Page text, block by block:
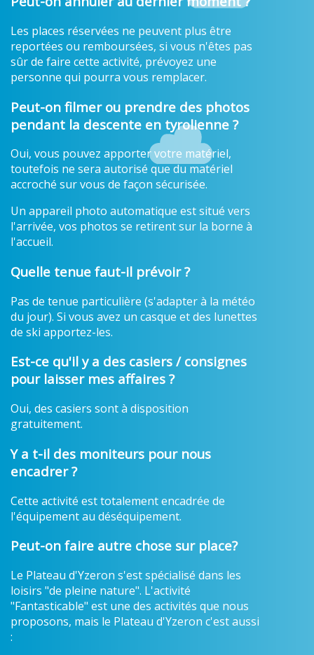
Les places réservées ne peuvent plus être
reportées ou remboursées, si vous n'êtes pas
sûr de faire cette activité, prévoyez une
personne qui pourra vous remplacer.
Peut-on filmer ou prendre des photos
pendant la descente en tyrolienne ?
Oui, vous pouvez apporter votre matériel,
toutefois ne sera autorisé que du matériel
accroché sur vous de façon sécurisée.
Un appareil photo automatique est situé vers
l'arrivée, vos photos se retirent sur la borne à
l'accueil.
Quelle tenue faut-il prévoir ?
Pas de tenue particulière (s'adapter à la météo
du jour). Si vous avez un casque et des lunettes
de ski apportez-les.
Est-ce qu'il y a des casiers / consignes
pour laisser mes affaires ?
Oui, des casiers sont à disposition
gratuitement.
Y a t-il des moniteurs pour nous
encadrer ?
Cette activité est totalement encadrée de
l'équipement au déséquipement.
Peut-on faire autre chose sur place?
Le Plateau d'Yzeron s'est spécialisé dans les
loisirs "de pleine nature". L'activité
"Fantasticable" est une des activités que nous
proposons, mais le Plateau d'Yzeron c'est aussi
: